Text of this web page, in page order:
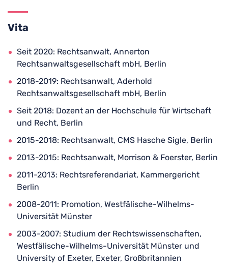
Vita
Seit 2020: Rechtsanwalt, Annerton
Rechtsanwaltsgesellschaft mbH, Berlin
2018-2019: Rechtsanwalt, Aderhold
Rechtsanwaltsgesellschaft mbH, Berlin
Seit 2018: Dozent an der Hochschule für Wirtschaft
und Recht, Berlin
2015-2018: Rechtsanwalt, CMS Hasche Sigle, Berlin
2013-2015: Rechtsanwalt, Morrison & Foerster, Berlin
2011-2013: Rechtsreferendariat, Kammergericht
Berlin
2008-2011: Promotion, Westfälische-Wilhelms-
Universität Münster
2003-2007: Studium der Rechtswissenschaften,
Westfälische-Wilhelms-Universität Münster und
University of Exeter, Exeter, Großbritannien